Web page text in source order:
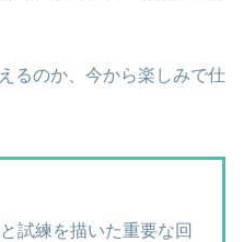
るのか、今から楽しみで仕
試練を描いた重要な回